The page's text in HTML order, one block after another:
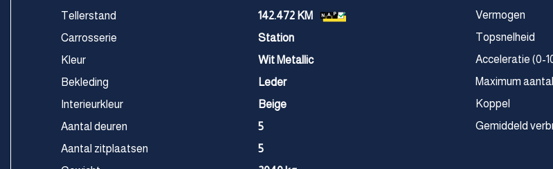
Tellerstand
142.472 KM
Carrosserie
Station
Kleur
Wit Metallic
Bekleding
Leder
Interieurkleur
Beige
Aantal deuren
5
Aantal zitplaatsen
5
Vermogen
Topsnelheid
Acceleratie (0-
Maximum
Koppel
Gemiddeld